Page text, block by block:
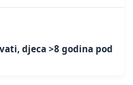
djeca >8 godina pod